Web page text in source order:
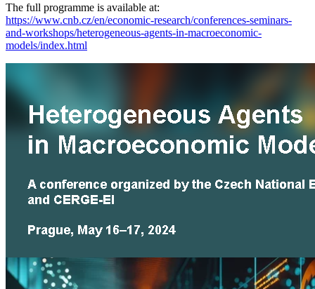
The full programme is available at:
https://www.cnb.cz/en/economic-research/conferences-seminars-
and-workshops/heterogeneous-agents-in-macroeconomic-
models/index.html